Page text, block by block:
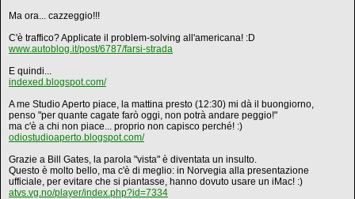
Ma ora... cazzeggio!!!
C'è traffico? Applicate il problem-solving all'americana! :D
www.autoblog.it/post/6787/farsi-strada
E quindi...
indexed.blogspot.com/
A me Studio Aperto piace, la mattina presto (12:30) mi dà il buongiorno,
penso "per quante cagate farò oggi, non potrà andare peggio!"
ma c'è a chi non piace... proprio non capisco perché! :)
odiostudioaperto.blogspot.com/
Grazie a Bill Gates, la parola "vista" è diventata un insulto.
Questo è molto bello, ma c'è di meglio: in Norvegia alla presentazione
ufficiale, per evitare che si piantasse, hanno dovuto usare un iMac! :)
atvs.vg.no/player/index.php?id=7334